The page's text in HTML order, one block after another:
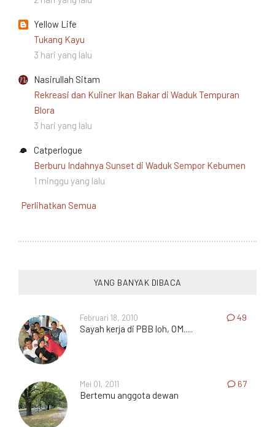
Yellow Life
Tukang Kayu
3 hari yang lalu
Nasirullah Sitam
Rekreasi dan Kuliner Ikan Bakar di Waduk Tempuran
Blora
3 hari yang lalu
Catperlogue
Berburu Indahnya Sunset di Waduk Sempor Kebumen
1 minggu yang lalu
Perlihatkan Semua
YANG BANYAK DIBACA
Februari 18, 2010 49
Sayah kerja di PBB loh, OM.....
Mei 01, 2011 67
Bertemu anggota dewan